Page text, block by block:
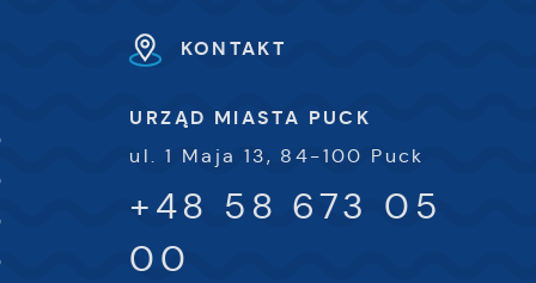
KONTAKT
URZĄD MIASTA PUCK
ul. 1 Maja 13, 84-100 Puck
+48 58 673 05
00